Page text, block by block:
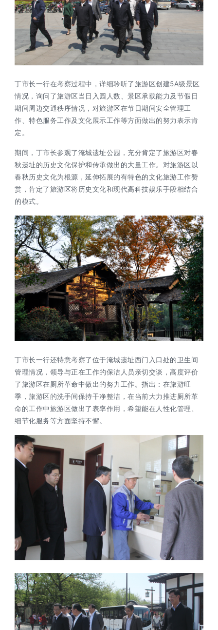
丁市长一行在考察过程中，详细聆听了旅游区创建5A级景区
情况，询问了旅游区当日入园人数、景区承载能力及节假日
期间周边交通秩序情况，对旅游区在节日期间安全管理工
作、特色服务工作及文化展示工作等方面做出的努力表示肯
定。
期间， 丁市长参观了淹城遗址公园， 充分肯定了旅游区对春
秋遗址的历史文化保护和传承做出的大量工作。对旅游区以
春秋历史文化为根源，延伸拓展的有特色的文化旅游工作赞
赏，肯定了旅游区将历史文化和现代高科技娱乐手段相结合
的模式。
丁市长一行还特意考察了位于淹城遗址西门入口处的卫生间
管理情况，领导与正在工作的保洁人员亲切交谈，高度评价
了旅游区在厕所革命中做出的努力工作。指出：在旅游旺
季，旅游区的洗手间保持干净整洁，在当前大力推进厕所革
命的工作中旅游区做出了表率作用，希望能在人性化管理、
细节化服务等方面坚持不懈。